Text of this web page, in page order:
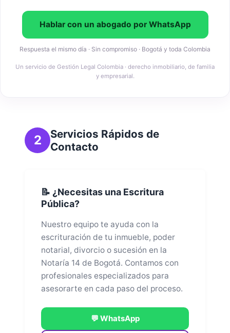
Hablar con un abogado por WhatsApp
Respuesta el mismo día · Sin compromiso · Bogotá y toda Colombia
Un servicio de Gestión Legal Colombia · derecho inmobiliario, de familia
y empresarial.
2
Servicios Rápidos de
Contacto
📝 ¿Necesitas una Escritura
Pública?
Nuestro equipo te ayuda con la
escrituración de tu inmueble, poder
notarial, divorcio o sucesión en la
Notaría 14 de Bogotá. Contamos con
profesionales especializados para
asesorarte en cada paso del proceso.
💬 WhatsApp